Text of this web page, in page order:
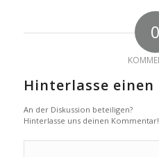
0
Hinterlasse
An der Diskussion beteiligen?
Hinterlasse uns deinen Kommentar!